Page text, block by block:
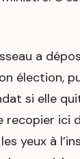
a
élection,
si elle
recopier ici
yeux à